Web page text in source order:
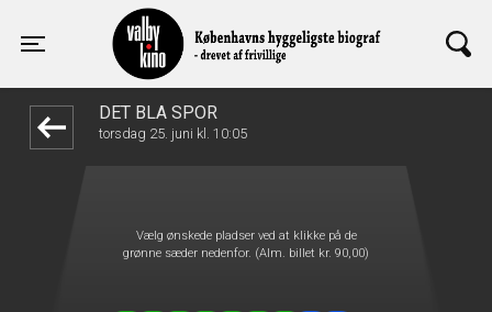
Toggle navigation
Valby Kino
DET BLÅ SPOR
torsdag 25. juni kl. 10:05
Vælg ønskede pladser ved at klikke på de
grønne sæder nedenfor. (Alm. billet kr. 90,00)
front05-temp 093040